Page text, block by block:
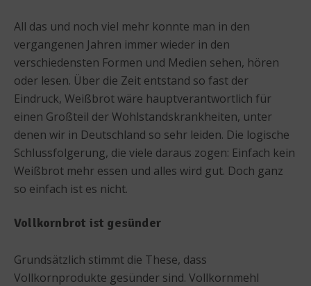
All das und noch viel mehr konnte man in den
vergangenen Jahren immer wieder in den
verschiedensten Formen und Medien sehen, hören
oder lesen. Über die Zeit entstand so fast der
Eindruck, Weißbrot wäre hauptverantwortlich für
einen Großteil der Wohlstandskrankheiten, unter
denen wir in Deutschland so sehr leiden. Die logische
Schlussfolgerung, die viele daraus zogen: Einfach kein
Weißbrot mehr essen und alles wird gut. Doch ganz
so einfach ist es nicht.
Vollkornbrot ist gesünder
Grundsätzlich stimmt die These, dass
Vollkornprodukte gesünder sind. Vollkornmehl